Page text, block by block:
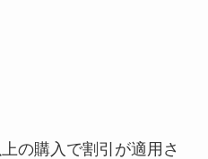
の購入で割引が適用さ